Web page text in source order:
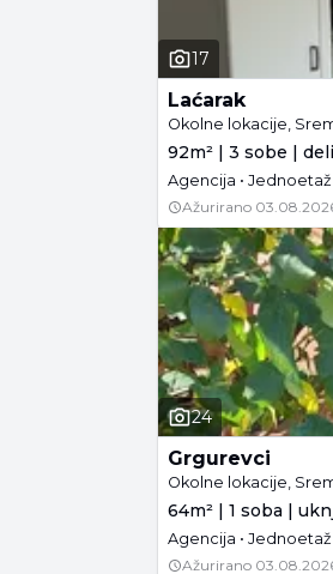
17
Laćarak
Okolne lokacije,
92m² | 3 sobe |
Ažurirano
24
Grgurevci
Okolne lokacije,
64m² | 1 soba |
Agencija •
Ažurirano